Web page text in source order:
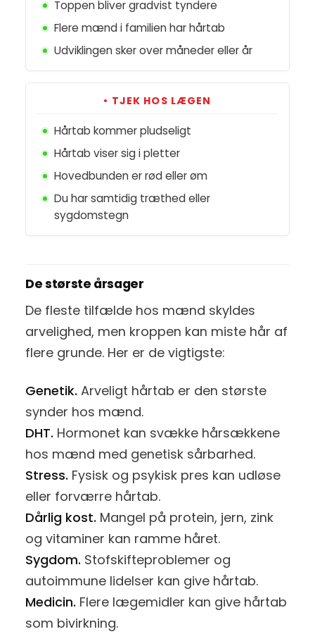
Toppen bliver gradvist tyndere
Flere mænd i familien har hårtab
Udviklingen sker over måneder eller år
• TJEK HOS LÆGEN
Hårtab kommer pludseligt
Hårtab viser sig i pletter
Hovedbunden er rød eller øm
Du har samtidig træthed eller
sygdomstegn
De største årsager
De fleste tilfælde hos mænd skyldes
arvelighed, men kroppen kan miste hår af
flere grunde. Her er de vigtigste:
Genetik. Arveligt hårtab er den største
synder hos mænd.
DHT. Hormonet kan svække hårsækkene
hos mænd med genetisk sårbarhed.
Stress. Fysisk og psykisk pres kan udløse
eller forværre hårtab.
Dårlig kost. Mangel på protein, jern, zink
og vitaminer kan ramme håret.
Sygdom. Stofskifteproblemer og
autoimmune lidelser kan give hårtab.
Medicin. Flere lægemidler kan give hårtab
som bivirkning.